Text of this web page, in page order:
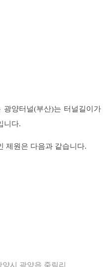
광양터널(부산)는 터널길이가
니다.
제원은 다음과 같습니다.
시 광양읍 죽림리